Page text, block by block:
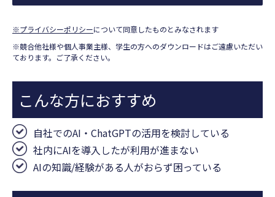
※プライバシーポリシーについて同意したものとみなされます
※競合他社様や個人事業主様、学生の方へのダウンロードはご遠慮いただい
ております。ご了承ください。
こんな方におすすめ
自社でのAI・ChatGPTの活用を検討している
社内にAIを導入したが利用が進まない
AIの知識/経験がある人がおらず困っている